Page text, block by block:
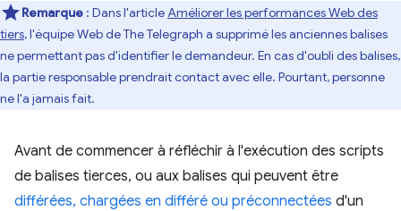
Remarque : Dans l'articleAméliorer les performances Web des
tiers, l'équipe Web de The Telegraph a supprimé les anciennes balises
ne permettant pas d'identifier le demandeur. En cas d'oubli des balises,
la partie responsable prendrait contact avec elle. Pourtant, personne
ne l'a jamais fait.
Avant de commencer à réfléchir à l'exécution des scripts
de balises tierces, ou aux balises qui peuvent être
différées, chargées en différé ou préconnectées d'un